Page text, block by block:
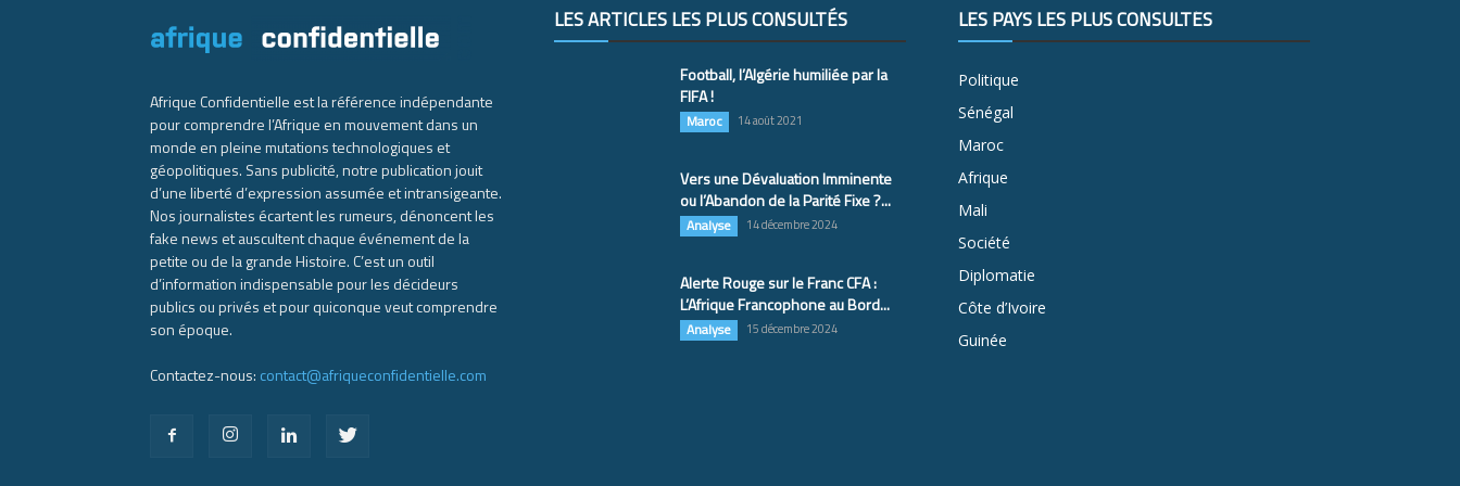
Afrique Confidentielle est la référence indépendante
pour comprendre l’Afrique en mouvement dans un
monde en pleine mutations technologiques et
géopolitiques. Sans publicité, notre publication jouit
d’une liberté d’expression assumée et intransigeante.
Nos journalistes écartent les rumeurs, dénoncent les
fake news et auscultent chaque événement de la
petite ou de la grande Histoire. C’est un outil
d’information indispensable pour les décideurs
publics ou privés et pour quiconque veut comprendre
son époque.
Contactez-nous: contact@afriqueconfidentielle.com
LES ARTICLES LES PLUS CONSULTÉS
Football, l’Algérie humiliée par la
FIFA !
Maroc 14 août 2021
Vers une Dévaluation Imminente
ou l’Abandon de la Parité Fixe ?...
Analyse 14 décembre 2024
Alerte Rouge sur le Franc CFA :
L’Afrique Francophone au Bord...
Analyse 15 décembre 2024
LES PAYS LES PLUS CONSULTÉS
Politique
Sénégal
Maroc
Afrique
Mali
Société
Diplomatie
Côte d’Ivoire
Guinée